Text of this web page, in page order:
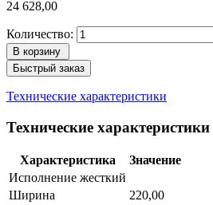
24 628,00
Количество:
В корзину
Быстрый заказ
Технические характеристики
Технические характеристики
Характеристика
Значение
Исполнение жесткий
Ширина
220,00